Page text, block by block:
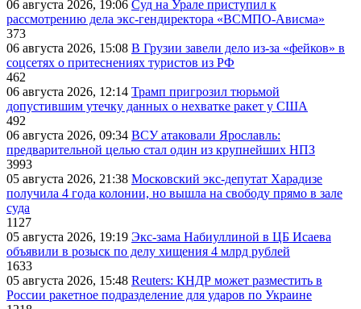
06 августа 2026, 19:06 Суд на Урале приступил к
рассмотрению дела экс-гендиректора «ВСМПО-Ависма»
373
06 августа 2026, 15:08 В Грузии завели дело из-за «фейков» в
соцсетях о притеснениях туристов из РФ
462
06 августа 2026, 12:14 Трамп пригрозил тюрьмой
допустившим утечку данных о нехватке ракет у США
492
06 августа 2026, 09:34 ВСУ атаковали Ярославль:
предварительной целью стал один из крупнейших НПЗ
3993
05 августа 2026, 21:38 Московский экс-депутат Харадизе
получила 4 года колонии, но вышла на свободу прямо в зале
суда
1127
05 августа 2026, 19:19 Экс-зама Набиуллиной в ЦБ Исаева
объявили в розыск по делу хищения 4 млрд рублей
1633
05 августа 2026, 15:48 Reuters: КНДР может разместить в
России ракетное подразделение для ударов по Украине